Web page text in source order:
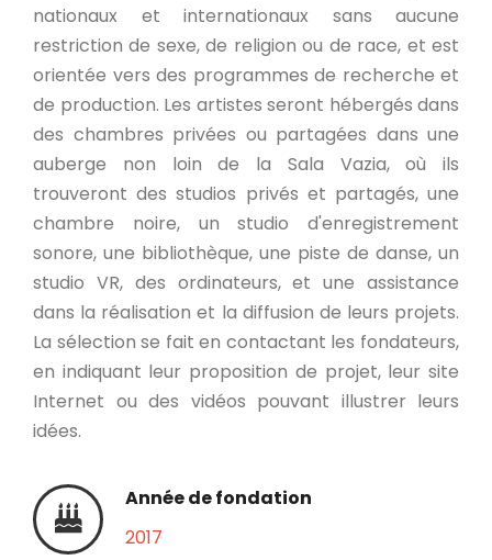
nationaux et internationaux sans aucune
restriction de sexe, de religion ou de race, et est
orientée vers des programmes de recherche et
de production. Les artistes seront hébergés dans
des chambres privées ou partagées dans une
auberge non loin de la Sala Vazia, où ils
trouveront des studios privés et partagés, une
chambre noire, un studio d'enregistrement
sonore, une bibliothèque, une piste de danse, un
studio VR, des ordinateurs, et une assistance
dans la réalisation et la diffusion de leurs projets.
La sélection se fait en contactant les fondateurs,
en indiquant leur proposition de projet, leur site
Internet ou des vidéos pouvant illustrer leurs
idées.
Année de fondation
2017